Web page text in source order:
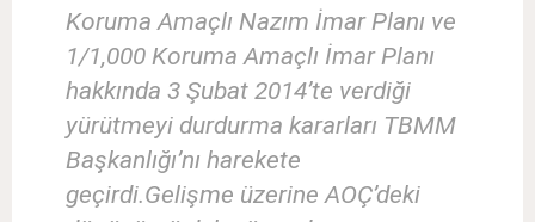
Koruma Amaçlı Nazım İmar Planı ve
1/1,000 Koruma Amaçlı İmar Planı
hakkında 3 Şubat 2014’te verdiği
yürütmeyi durdurma kararları TBMM
Başkanlığı’nı harekete
geçirdi.Gelişme üzerine AOÇ’deki